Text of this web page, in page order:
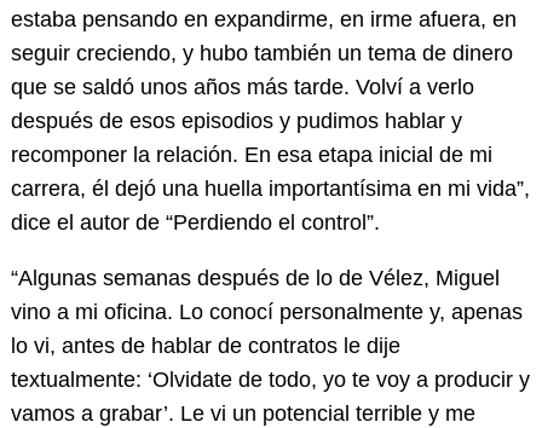
estaba pensando en expandirme, en irme afuera, en
seguir creciendo, y hubo también un tema de dinero
que se saldó unos años más tarde. Volví a verlo
después de esos episodios y pudimos hablar y
recomponer la relación. En esa etapa inicial de mi
carrera, él dejó una huella importantísima en mi vida”,
dice el autor de “Perdiendo el control”.
“Algunas semanas después de lo de Vélez, Miguel
vino a mi oficina. Lo conocí personalmente y, apenas
lo vi, antes de hablar de contratos le dije
textualmente: ‘Olvidate de todo, yo te voy a producir y
vamos a grabar’. Le vi un potencial terrible y me